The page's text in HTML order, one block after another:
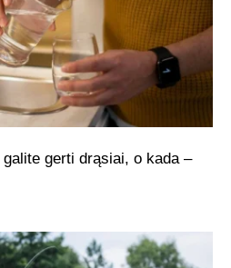
gerti drąsiai, o kada –